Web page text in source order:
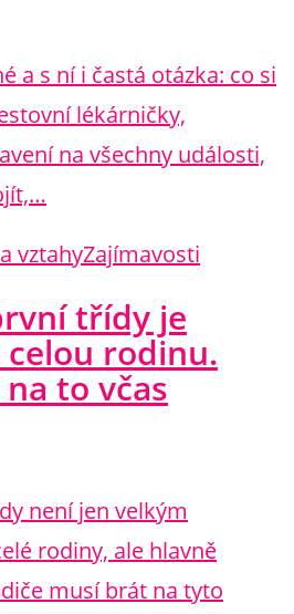
a s ní i častá otázka: co si
lékárničky,
na všechny události,
vztahyZajímavosti
třídy je
rodinu.
to včas
není jen velkým
rodiny, ale hlavně
musí brát na tyto